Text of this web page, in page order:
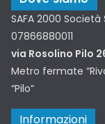
SAFA 2000
07866880011
via Rosolino Pilo
Metro fermate
“Pilo”
Informazioni